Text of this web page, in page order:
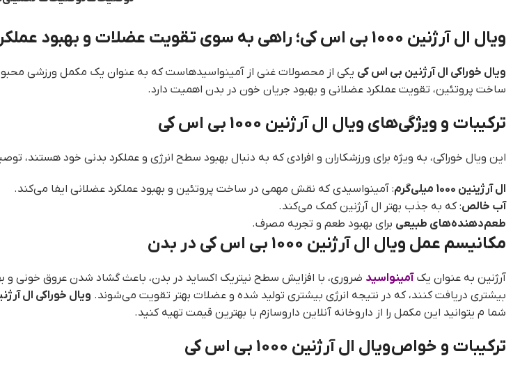
ویال ال آرژنین 1000 بی اس کی؛ راهی به سوی تقویت عضلات و بهبود عملکرد بدن
ویال خوراکی ال آرژنین بی اس کی یکی از محصولات غنی از آمینواسیدهاست که به عنوان یک مکمل ورزشی
ساخت پروتئین، تقویت عملکرد عضلانی و بهبود جریان خون در بدن اهمیت دارد.
ترکیبات و ویژگی‌های ویال ال آرژنین 1000 بی اس کی
این ویال خوراکی، به ویژه برای ورزشکاران و افرادی که به دنبال بهبود سطح انرژی و عملکرد بدنی خود هستند،
ال آرژینین 1000 میلی‌گرم
: آمینواسیدی که نقش مهمی در ساخت پروتئین و بهبود عملکرد عضلانی ایفا می‌کند.
آب خالص: که به جذب بهتر ال آرژنین کمک می‌کند.
طعم‌دهنده‌های طبیعی برای بهبود طعم و تجربه مصرف.
مکانیسم عمل ویال ال آرژنین 1000 بی اس کی در بدن
آرژنین به عنوان یکآمینواسید ضروری، با افزایش سطح نیتریک اکساید در بدن، باعث گشاد شدن عروق خونی
بیشتری دریافت کنند، که در نتیجه انرژی بیشتری تولید شده و عضلات بهتر تقویت می‌شوند. ویال خوراکی ال آرژنین 1000 بی
شما م یتوانید این مکمل را از داروخانه آنلاین داروسازم با بهترین قیمت تهیه کنید.
ترکیبات و خواص ویال ال آرژنین 1000 بی اس کی